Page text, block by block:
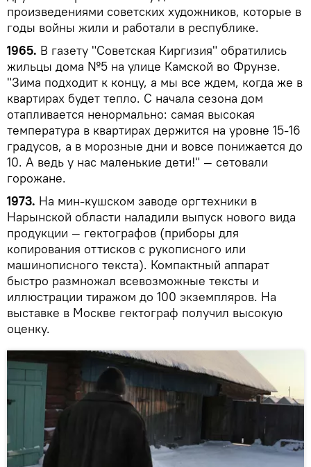
произведениями советских художников, которые в
годы войны жили и работали в республике.
1965. В газету "Советская Киргизия" обратились
жильцы дома №5 на улице Камской во Фрунзе.
"Зима подходит к концу, а мы все ждем, когда же в
квартирах будет тепло. С начала сезона дом
отапливается ненормально: самая высокая
температура в квартирах держится на уровне 15-16
градусов, а в морозные дни и вовсе понижается до
10. А ведь у нас маленькие дети!" — сетовали
горожане.
1973. На мин-кушском заводе оргтехники в
Нарынской области наладили выпуск нового вида
продукции — гектографов (приборы для
копирования оттисков с рукописного или
машинописного текста). Компактный аппарат
быстро размножал всевозможные тексты и
иллюстрации тиражом до 100 экземпляров. На
выставке в Москве гектограф получил высокую
оценку.